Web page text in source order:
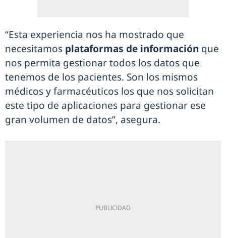
“Esta experiencia nos ha mostrado que
necesitamos plataformas de información que
nos permita gestionar todos los datos que
tenemos de los pacientes. Son los mismos
médicos y farmacéuticos los que nos solicitan
este tipo de aplicaciones para gestionar ese
gran volumen de datos”, asegura.